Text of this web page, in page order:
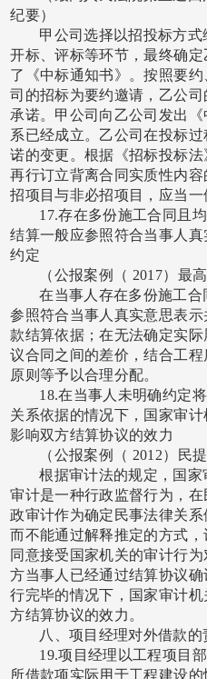
纪要）
甲公司选择以招投标方式
开标、评标等环节，最终确
了《中标通知书》。按照要
司的招标为要约邀请，乙公
承诺。甲公司向乙公司发出
系已经成立。乙公司在投标
诺的变更。根据《招标投标法
再行订立背离合同实质性内
招项目与非必招项目，应当一
17.存在多份施工合同且
结算一般应参照符合当事人
约定
（公报案例（ 2017）最
在当事人存在多份施工
参照符合当事人真实意思表
款结算依据；在无法确定实
议合同之间的差价，结合工
原则等予以合理分配。
18.在当事人未明确约定
关系依据的情况下，国家审
影响双方结算协议的效力
（公报案例（ 2012）民
根据审计法的规定，国
审计是一种行政监督行为，
政审计作为确定民事法律关系
而不能通过解释推定的方式
同意接受国家机关的审计行
方当事人已经通过结算协议
行完毕的情况下，国家审计
方结算协议的效力。
八、项目经理对外借款的
19.项目经理以工程项目
所借款项实际用于工程建设